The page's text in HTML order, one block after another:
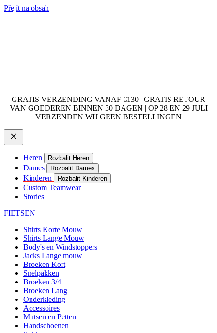
Přejít na obsah
GRATIS VERZENDING VANAF €130 | GRATIS RETOUR
VAN GOEDEREN BINNEN 30 DAGEN | OP 28 EN 29 JULI
VERZENDEN WIJ GEEN BESTELLINGEN
Heren Rozbalit Heren
Dames Rozbalit Dames
Kinderen Rozbalit Kinderen
Custom Teamwear
Stories
FIETSEN
Shirts Korte Mouw
Shirts Lange Mouw
Body's en Windstoppers
Jacks Lange mouw
Broeken Kort
Snelpakken
Broeken 3/4
Broeken Lang
Onderkleding
Accessoires
Mutsen en Petten
Handschoenen